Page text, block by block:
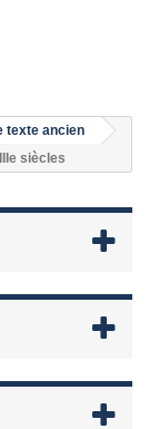
texte ancien
siècles